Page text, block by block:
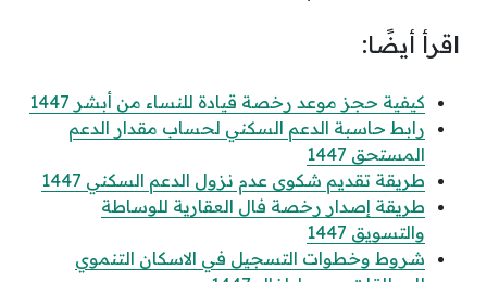
اقرأ أيضًا:
كيفية حجز موعد رخصة قيادة للنساء من أبشر 1447
رابط حاسبة الدعم السكني لحساب مقدار الدعم
المستحق 1447
طريقة تقديم شكوى عدم نزول الدعم السكني 1447
طريقة إصدار رخصة فال العقارية للوساطة
والتسويق 1447
شروط وخطوات التسجيل في الاسكان التنموي